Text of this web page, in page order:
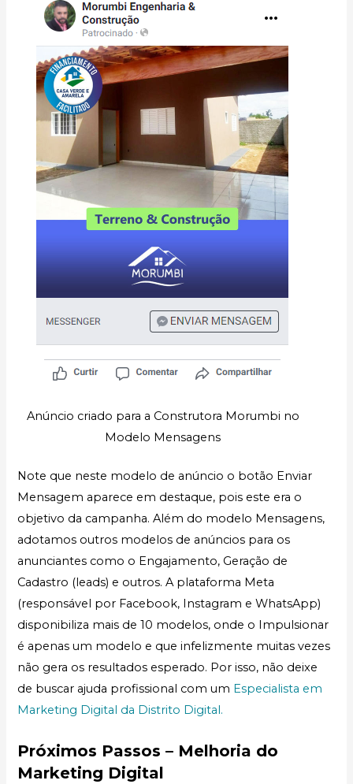
Anúncio criado para a Construtora Morumbi no
Modelo Mensagens
Note que neste modelo de anúncio o botão Enviar
Mensagem aparece em destaque, pois este era o
objetivo da campanha. Além do modelo Mensagens,
adotamos outros modelos de anúncios para os
anunciantes como o Engajamento, Geração de
Cadastro (leads) e outros. A plataforma Meta
(responsável por Facebook, Instagram e WhatsApp)
disponibiliza mais de 10 modelos, onde o Impulsionar
é apenas um modelo e que infelizmente muitas vezes
não gera os resultados esperado. Por isso, não deixe
de buscar ajuda profissional com um Especialista em
Marketing Digital da Distrito Digital.
Próximos Passos – Melhoria do
Marketing Digital